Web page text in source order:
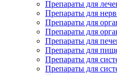
Препараты для
Препараты для
Препараты для
Препараты для
Препараты для
Препараты для
Препараты для
Препараты для